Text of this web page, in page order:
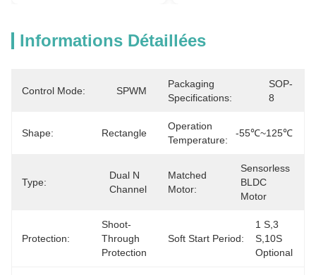
Informations Détaillées
Control Mode: SPWM
Packaging
Specifications:
SOP-
8
Shape: Rectangle
Operation
Temperature:
-55℃~125℃
Type:
Dual N
Channel
Matched
Motor:
Sensorless
BLDC
Motor
Protection:
Shoot-
Through
Protection
Soft Start Period:
1 S,3
S,10S
Optional